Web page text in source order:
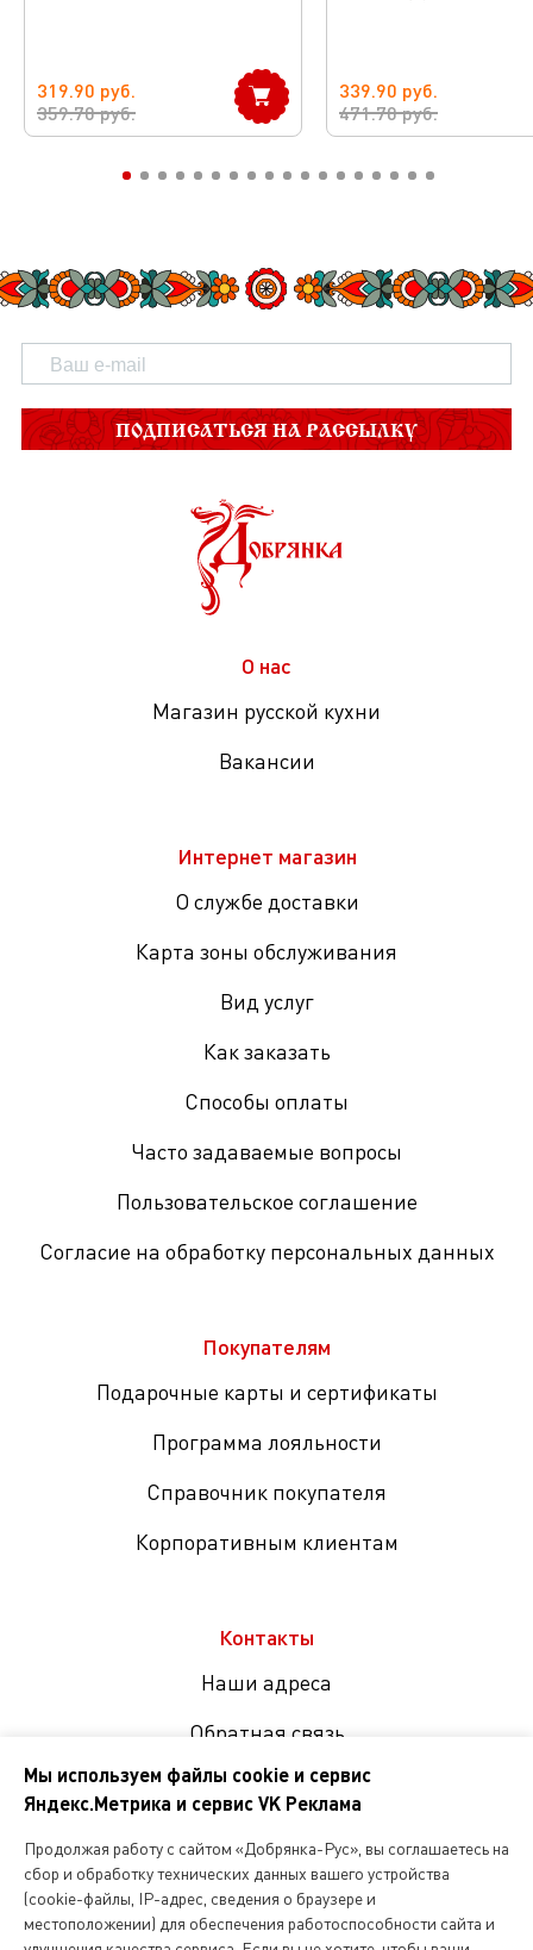
319.90 руб.
359.70руб.
339.90 руб.
471.70руб.
ПОДПИСАТЬСЯ НА РАССЫЛКУ
О нас
Магазин русской кухни
Вакансии
Интернет магазин
О службе доставки
Карта зоны обслуживания
Вид услуг
Как заказать
Способы оплаты
Часто задаваемые вопросы
Пользовательское соглашение
Согласие на обработку персональных данных
Покупателям
Подарочные карты и сертификаты
Программа лояльности
Справочник покупателя
Корпоративным клиентам
Контакты
Наши адреса
Обратная связь
соцсетях
Копирование и любое другое использование информации,
Мы используем файлы cookie и сервис
Яндекс.Метрика и сервис VK Реклама
Продолжая работу с сайтом «Добрянка-Рус», вы соглашаетесь на
сбор и обработку технических данных вашего устройства
(cookie-файлы, IP-адрес, сведения о браузере и
местоположении) для обеспечения работоспособности сайта и